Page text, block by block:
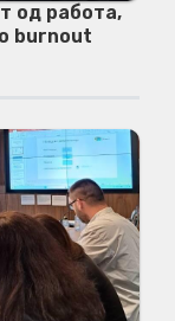
од работа,
burnout